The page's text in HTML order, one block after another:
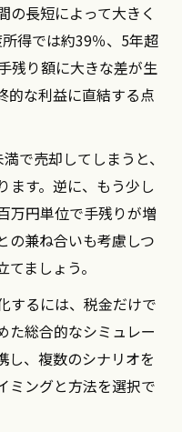
の長短によって大きく
得では約39％、5年超
残り額に大きな差が生
的な利益に直結する点
で売却してしまうと、
ます。逆に、もう少し
万円単位で手残りが増
の兼ね合いも考慮しつ
ましょう。
するには、税金だけで
た総合的なシミュレー
し、複数のシナリオを
ミングと方法を選択で